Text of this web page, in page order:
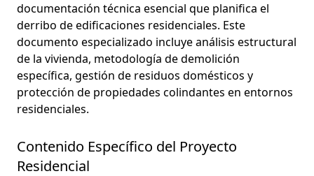
documentación técnica esencial que planifica el
derribo de edificaciones residenciales. Este
documento especializado incluye análisis estructural
de la vivienda, metodología de demolición
específica, gestión de residuos domésticos y
protección de propiedades colindantes en entornos
residenciales.
Contenido Específico del Proyecto
Residencial